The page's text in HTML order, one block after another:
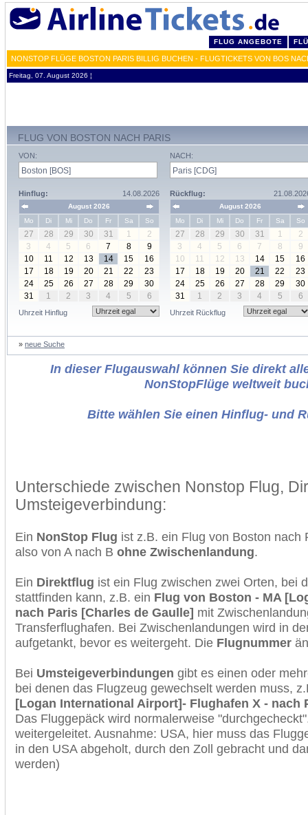
FLUG ANGEBOTE
NONSTOP FLÜGE BOSTON PARIS BILLIG BUCHEN - FLUGTICKETS VON BOS
Freitag, 07. August 2026 ¦
FLUG VON BOSTON NACH PARIS
VON:
Hinflug: 14.08.2026
August 2026
Mo
Di Mi Do Fr Sa So
27 28 29 30 31 1
2
3
4 5 6 7 8
9
10
11 12 13 14 15
16
17
18 19 20 21 22
23
24
25 26 27 28 29
30
31
1 2 3 4 5 6
Uhrzeit Hinflug
NACH:
Rückflug:
August 2026
Mo
Di Mi Do Fr Sa So
27 28 29 30 31 1
2
3
4 5 6 7 8
9
10
11 12 13 14 15
16
17
18 19 20 21 22
23
24
25 26 27 28 29
30
31
1 2 3 4 5 6
Uhrzeit Rückflug
» neue Suche
In dieser Flugauswahl können Sie direkt
NonStopFlüge weltweit
Bitte wählen Sie einen Hinflug- und
Unterschiede zwischen Nonstop Flug,
Umsteigeverbindung:
Ein NonStop Flug ist z.B. ein Flug von Boston nach
also von A nach B ohne Zwischenlandung.
Ein Direktflug ist ein Flug zwischen zwei Orten, bei
stattfinden kann, z.B. ein Flug von Boston - MA
nach Paris [Charles de Gaulle] mit
Transferflughafen. Bei Zwischenlandungen wird in
aufgetankt, bevor es weitergeht. Die Flugnummer
Bei Umsteigeverbindungen gibt es einen oder
bei denen das Flugzeug gewechselt werden muss,
[Logan International Airport]- Flughafen X - nach
Das Fluggepäck wird normalerweise
weitergeleitet. Ausnahme: USA, hier muss das
in den USA abgeholt, durch den Zoll gebracht und
werden)